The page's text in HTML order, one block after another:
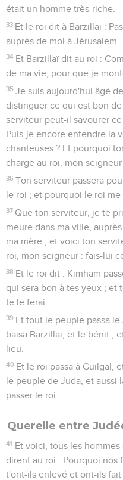
était un homme très-riche.
33 Et le roi dit à Barzillaï :
auprès de moi à Jérusalem.
34 Et Barzillaï dit au roi :
de ma vie, pour que je
35 Je suis aujourd'hui âgé
distinguer ce qui est bon
serviteur peut-il savourer
Puis-je encore entendre la
chanteuses ? Et pourquoi
charge au roi, mon seigneur
36 Ton serviteur passera
le roi ; et pourquoi le roi
37 Que ton serviteur, je te
meure dans ma ville,
ma mère ; et voici ton
roi, mon seigneur : fais-lui
38 Et le roi dit : Kimham
qui sera bon à tes yeux ; et
te le ferai.
39 Et tout le peuple passa
baisa Barzillaï, et le bénit ;
lieu.
40 Et le roi passa à Guilgal,
le peuple de Juda, et aussi
passer le roi.
Querelle entre
41 Et voici, tous les
dirent au roi : Pourquoi nos
t'ont-ils enlevé et ont-ils fait